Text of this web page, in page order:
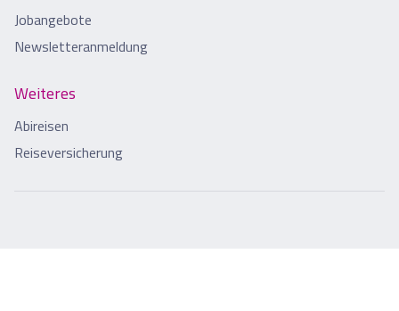
Jobangebote
Newsletteranmeldung
Weiteres
Abireisen
Reiseversicherung